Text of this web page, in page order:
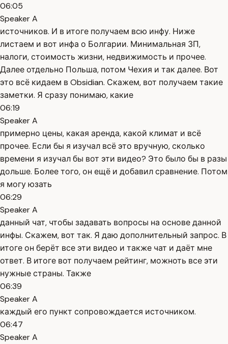
06:05
Speaker A
источников. И в итоге получаем всю инфу. Ниже
листаем и вот инфа о Болгарии. Минимальная ЗП,
налоги, стоимость жизни, недвижимость и прочее.
Далее отдельно Польша, потом Чехия и так далее. Вот
это всё кидаем в Obsidian. Скажем, вот получаем такие
заметки. Я сразу понимаю, какие
06:19
Speaker A
примерно цены, какая аренда, какой климат и всё
прочее. Если бы я изучал всё это вручную, сколько
времени я изучал бы вот эти видео? Это было бы в разы
дольше. Более того, он ещё и добавил сравнение. Потом
я могу юзать
06:29
Speaker A
данный чат, чтобы задавать вопросы на основе данной
инфы. Скажем, вот так. Я даю дополнительный запрос. В
итоге он берёт все эти видео и также чат и даёт мне
ответ. В итоге вот получаем рейтинг, можноть все эти
нужные страны. Также
06:39
Speaker A
каждый его пункт сопровождается источником.
06:47
Speaker A